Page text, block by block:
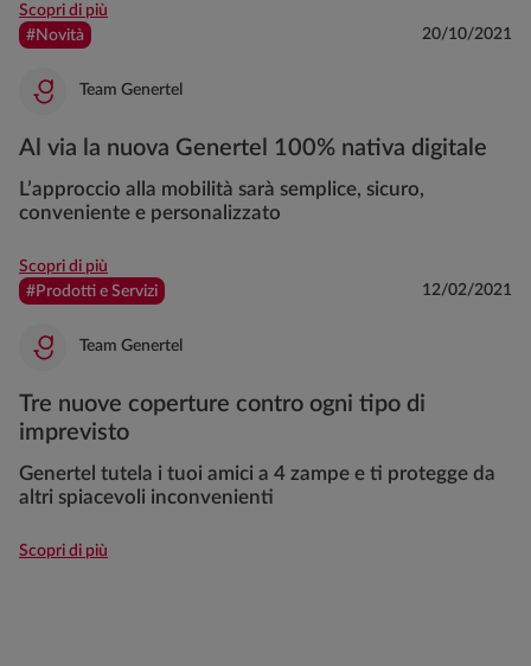
Scopri di più
#Novità
20/10/2021
Team Genertel
Al via la nuova Genertel 100% nativa digitale
L’approccio alla mobilità sarà semplice, sicuro,
conveniente e personalizzato
Scopri di più
#Prodotti e Servizi
12/02/2021
Team Genertel
Tre nuove coperture contro ogni tipo di
imprevisto
Genertel tutela i tuoi amici a 4 zampe e ti protegge da
altri spiacevoli inconvenienti
Scopri di più